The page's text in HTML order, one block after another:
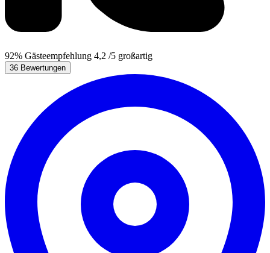
92% Gästeempfehlung 4,2 /5 großartig
36 Bewertungen